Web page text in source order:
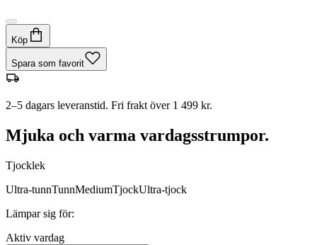
Köp
Spara som favorit
2–5 dagars leveranstid. Fri frakt över 1 499 kr.
Mjuka och varma vardagsstrumpor.
Tjocklek
Ultra-tunnTunnMediumTjockUltra-tjock
Lämpar sig för:
Aktiv vardag